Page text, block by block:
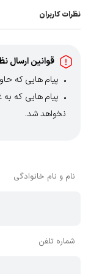
نظرات کاربران
قوانین ارسال
پیام هایی که
پیام هایی که به
نخواهد شد.
با توجه به آن
وجود دارد،
نام و نام خانوادگی
شماره تلفن